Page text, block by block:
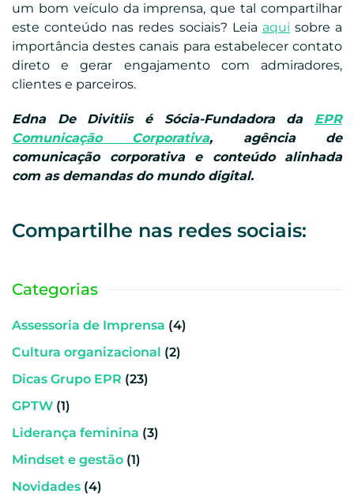
um bom veículo da imprensa, que tal compartilhar
este conteúdo nas redes sociais? Leia aqui sobre a
importância destes canais para estabelecer contato
direto e gerar engajamento com admiradores,
clientes e parceiros.
Edna De Divitiis é Sócia-Fundadora da EPR
Comunicação Corporativa, agência de
comunicação corporativa e conteúdo alinhada
com as demandas do mundo digital.
Compartilhe nas redes sociais:
Categorias
Assessoria de Imprensa (4)
Cultura organizacional (2)
Dicas Grupo EPR (23)
GPTW (1)
Liderança feminina (3)
Mindset e gestão (1)
Novidades (4)